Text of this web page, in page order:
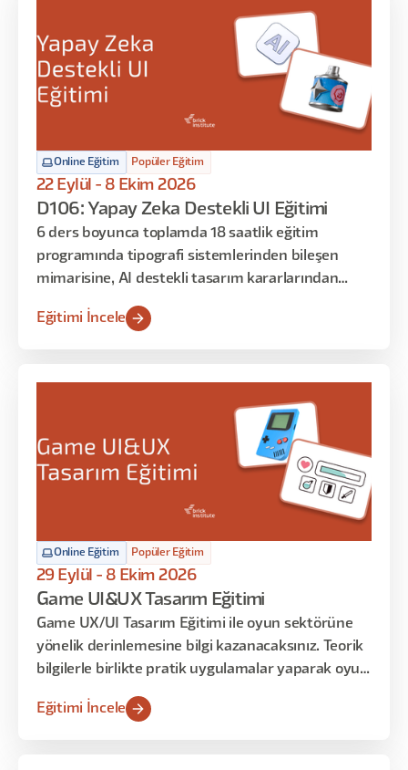
Online Eğitim Popüler Eğitim
22 Eylül - 8 Ekim 2026
D106: Yapay Zeka Destekli UI Eğitimi
6 ders boyunca toplamda 18 saatlik eğitim
programında tipografi sistemlerinden bileşen
mimarisine, AI destekli tasarım kararlarından
tasarımın her katmanına odaklanan uygulamalar
iş akışınıza entegre etmeyi de öğreneceksiniz.
Eğitimi İncele
Online Eğitim Popüler Eğitim
29 Eylül - 8 Ekim 2026
Game UI&UX Tasarım Eğitimi
Game UX/UI Tasarım Eğitimi ile oyun sektörüne
yönelik derinlemesine bilgi kazanacaksınız. Teorik
bilgilerle birlikte pratik uygulamalar yaparak oyun
ve sadece oyun stüdyolarında bilinen teknik
Eğitimi İncele